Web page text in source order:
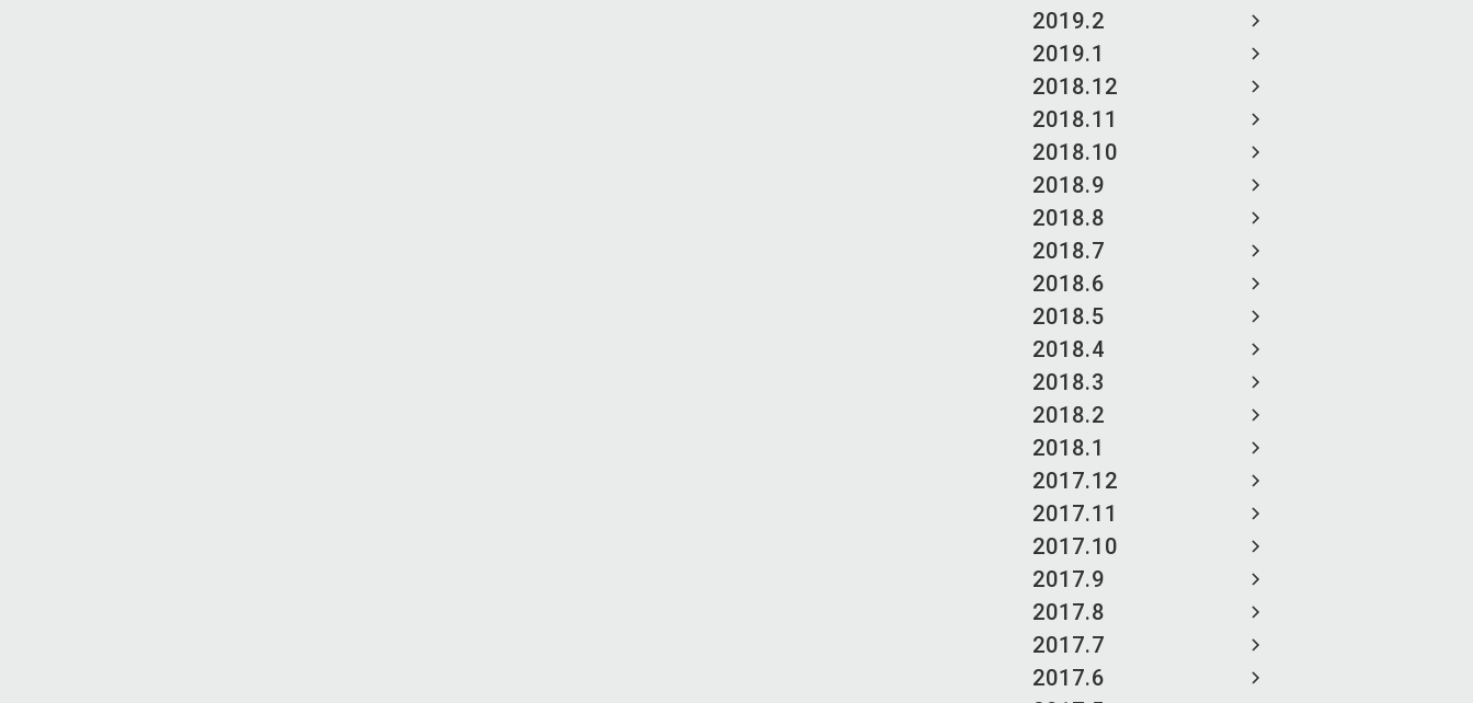
2019.2
2019.1
2018.12
2018.11
2018.10
2018.9
2018.8
2018.7
2018.6
2018.5
2018.4
2018.3
2018.2
2018.1
2017.12
2017.11
2017.10
2017.9
2017.8
2017.7
2017.6